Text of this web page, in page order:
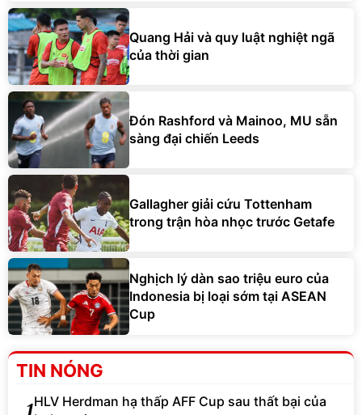
Quang Hải và quy luật nghiệt ngã
của thời gian
Đón Rashford và Mainoo, MU sẵn
sàng đại chiến Leeds
Gallagher giải cứu Tottenham
trong trận hòa nhọc trước Getafe
Nghịch lý dàn sao triệu euro của
Indonesia bị loại sớm tại ASEAN
Cup
TIN NÓNG
1HLV Herdman hạ thấp AFF Cup sau thất bại của